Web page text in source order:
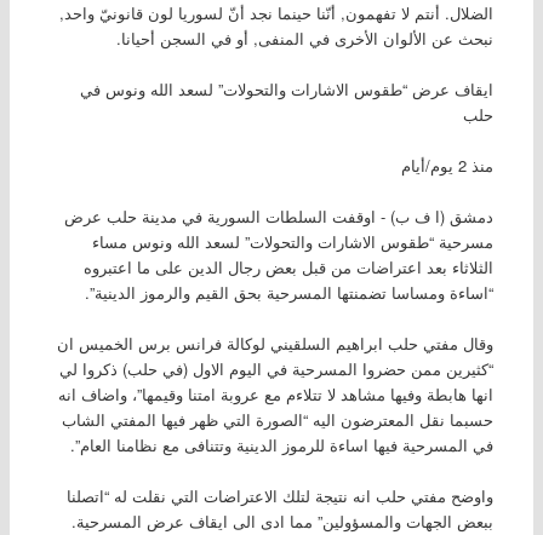
الضلال. أنتم لا تفهمون, أنّنا حينما نجد أنّ لسوريا لون قانونيّ واحد,
نبحث عن الألوان الأخرى في المنفى, أو في السجن أحيانا.
ايقاف عرض “طقوس الاشارات والتحولات” لسعد الله ونوس في
حلب
منذ 2 يوم/أيام
دمشق (ا ف ب) - اوقفت السلطات السورية في مدينة حلب عرض
مسرحية “طقوس الاشارات والتحولات” لسعد الله ونوس مساء
الثلاثاء بعد اعتراضات من قبل بعض رجال الدين على ما اعتبروه
“اساءة ومساسا تضمنتها المسرحية بحق القيم والرموز الدينية”.
وقال مفتي حلب ابراهيم السلقيني لوكالة فرانس برس الخميس ان
“كثيرين ممن حضروا المسرحية في اليوم الاول (في حلب) ذكروا لي
انها هابطة وفيها مشاهد لا تتلاءم مع عروبة امتنا وقيمها”، واضاف انه
حسبما نقل المعترضون اليه “الصورة التي ظهر فيها المفتي الشاب
في المسرحية فيها اساءة للرموز الدينية وتتنافى مع نظامنا العام”.
واوضح مفتي حلب انه نتيجة لتلك الاعتراضات التي نقلت له “اتصلنا
ببعض الجهات والمسؤولين” مما ادى الى ايقاف عرض المسرحية.